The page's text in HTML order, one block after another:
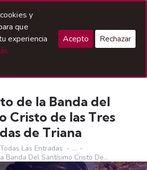
de la Banda del
Cristo de las Tres
de Triana
Todas Las Entradas
...
Banda Del Santísimo Cristo De...
y
que
experiencia
Acepto Rechazar